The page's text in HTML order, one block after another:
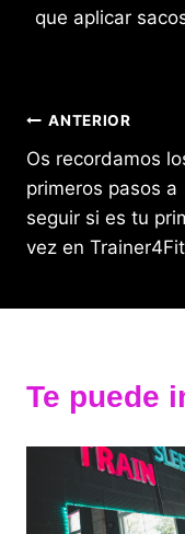
que aplicar
Navegación
de
entradas
ANTERIOR
Os recordamos
primeros pasos a
seguir si es tu
vez en Trainer4Fit
Te puede